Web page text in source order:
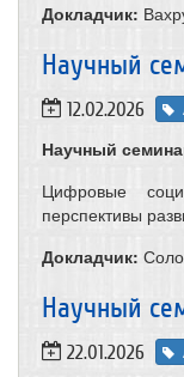
Докладчик:
​Научный
12.02.2026
Научный
Цифровые
перспективы
Докладчик:
Научный
22.01.2026